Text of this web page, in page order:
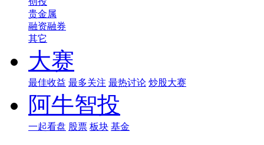
贵金属
融资融券
其它
大赛
最佳收益 最多关注 最热讨论 炒股大赛
阿牛智投
一起看盘 股票 板块 基金